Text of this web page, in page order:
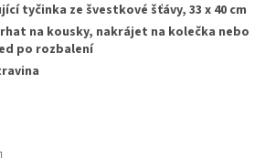
tyčinka ze švestkové šťávy, 33 x 40 cm
na kousky, nakrájet na kolečka nebo
po rozbalení